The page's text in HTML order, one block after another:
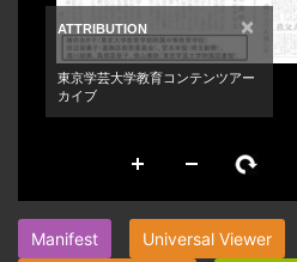
Manifest Universal Viewer